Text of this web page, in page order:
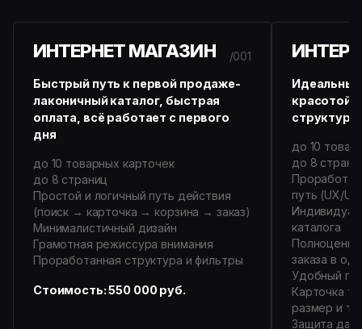
ИНТЕРНЕТ МАГАЗИН
/001
Быстрый путь к первой продаже-
лаконичный каталог, быстрая
оплата, всё работает с первого
дня
до 10 товарных карточек
до 8 страниц
Простой и логичный путь действия
(поиск → карточка → корзина → заказ)
Минималистичный дизайн
Грамотная режиссура внимания
Проработанная структура и фильтры
Стоимость: 550 000 руб.
красотой
структура
до 10
до 8
путь (UX/UI)
каталога
заказа в
Удобный
Карточка
размер и
Защита